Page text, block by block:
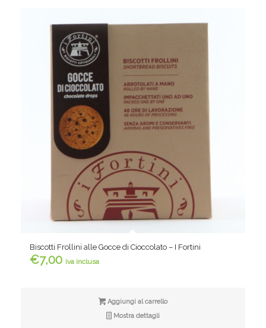
Biscotti Frollini alle Gocce di Cioccolato – I Fortini
€7,00 iva inclusa
Aggiungi al carrello
Mostra dettagli